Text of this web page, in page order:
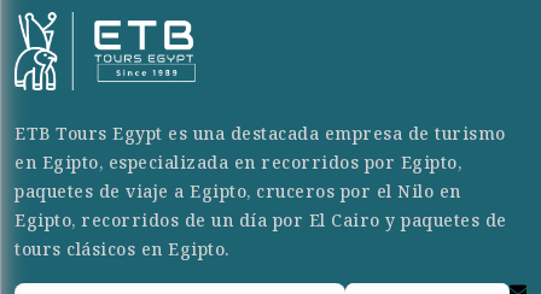
ETB Tours Egypt es una destacada empresa de turismo
en Egipto, especializada en recorridos por Egipto,
paquetes de viaje a Egipto, cruceros por el Nilo en
Egipto, recorridos de un día por El Cairo y paquetes de
tours clásicos en Egipto.